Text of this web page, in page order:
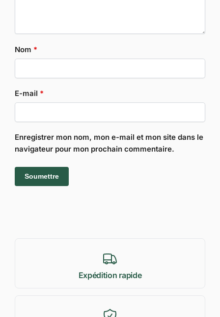
Nom *
E-mail *
Enregistrer mon nom, mon e-mail et mon site dans le
navigateur pour mon prochain commentaire.
Expédition rapide